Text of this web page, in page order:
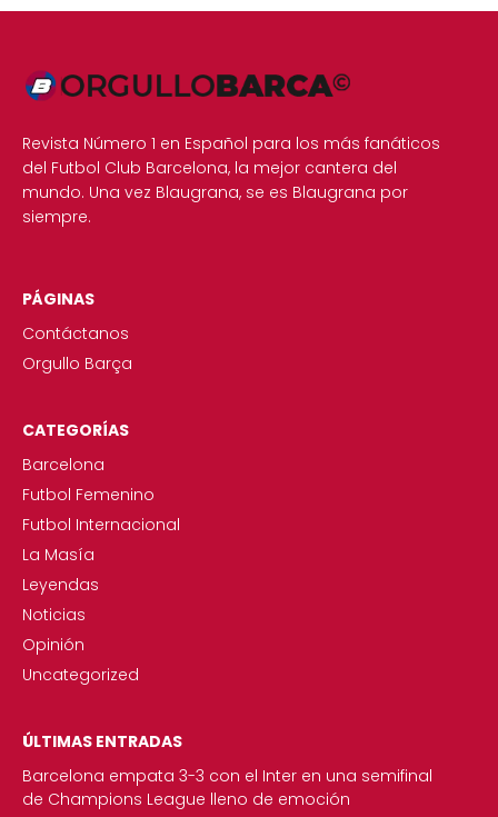
Revista Número 1 en Español para los más fanáticos
del Futbol Club Barcelona, la mejor cantera del
mundo. Una vez Blaugrana, se es Blaugrana por
siempre.
PÁGINAS
Contáctanos
Orgullo Barça
CATEGORÍAS
Barcelona
Futbol Femenino
Futbol Internacional
La Masía
Leyendas
Noticias
Opinión
Uncategorized
ÚLTIMAS ENTRADAS
Barcelona empata 3-3 con el Inter en una semifinal
de Champions League lleno de emoción